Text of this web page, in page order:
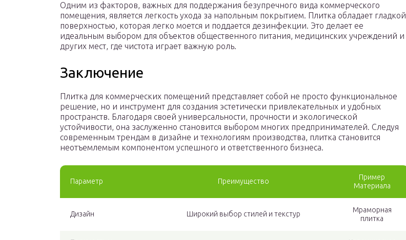
Одним из факторов, важных для поддержания безупречного вида коммерческого
помещения, является легкость ухода за напольным покрытием. Плитка обладает гладкой
поверхностью, которая легко моется и поддается дезинфекции. Это делает ее
идеальным выбором для объектов общественного питания, медицинских учреждений и
других мест, где чистота играет важную роль.
Заключение
Плитка для коммерческих помещений представляет собой не просто функциональное
решение, но и инструмент для создания эстетически привлекательных и удобных
пространств. Благодаря своей универсальности, прочности и экологической
устойчивости, она заслуженно становится выбором многих предпринимателей. Следуя
современным трендам в дизайне и технологиям производства, плитка становится
неотъемлемым компонентом успешного и ответственного бизнеса.
Параметр Преимущество
Пример
Материала
Дизайн Широкий выбор стилей и текстур
Мраморная
плитка